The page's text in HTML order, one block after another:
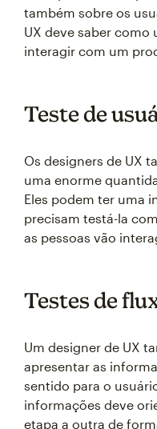
também sobre os
UX deve saber
interagir com um
Teste de
Os designers de UX
uma enorme
Eles podem ter uma
precisam testá-la
as pessoas vão
Testes de
Um designer de UX
apresentar as
sentido para o
informações deve
etapa a outra de